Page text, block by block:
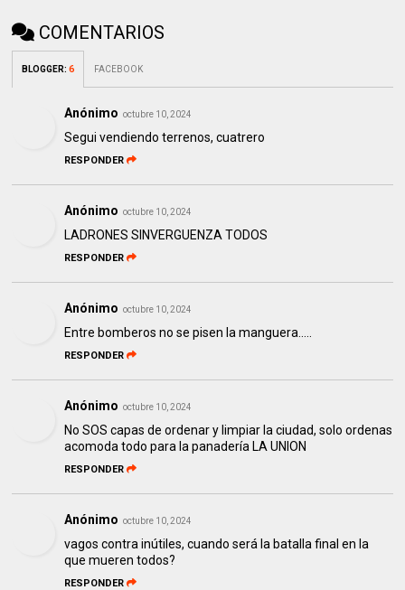
COMENTARIOS
BLOGGER:6 FACEBOOK
Anónimo octubre 10, 2024
Segui vendiendo terrenos, cuatrero
RESPONDER
Anónimo octubre 10, 2024
LADRONES SINVERGUENZA TODOS
RESPONDER
Anónimo octubre 10, 2024
Entre bomberos no se pisen la manguera.....
RESPONDER
Anónimo octubre 10, 2024
No SOS capas de ordenar y limpiar la ciudad, solo ordenas
acomoda todo para la panadería LA UNION
RESPONDER
Anónimo octubre 10, 2024
vagos contra inútiles, cuando será la batalla final en la
que mueren todos?
RESPONDER